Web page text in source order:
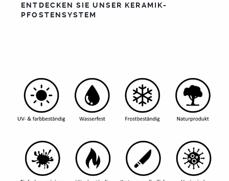
Pflanztrog
Pool + Terrassenplatten
Wegleitsysteme
ENTDECKEN SIE UNSER KERAMIK-
PFOSTENSYSTEM